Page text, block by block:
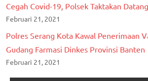
Cegah Covid-19, Polsek Taktakan
Februari 21, 2021
Polres Serang Kota Kawal Penerimaan
Gudang Farmasi Dinkes Provinsi Banten
Februari 21, 2021